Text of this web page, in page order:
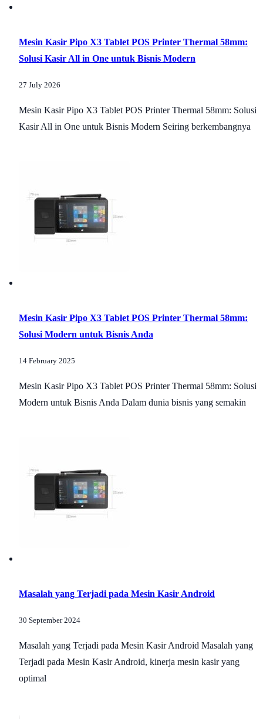
Mesin Kasir Pipo X3 Tablet POS Printer Thermal 58mm:
Solusi Kasir All in One untuk Bisnis Modern
27 July 2026
Mesin Kasir Pipo X3 Tablet POS Printer Thermal 58mm: Solusi
Kasir All in One untuk Bisnis Modern Seiring berkembangnya
Mesin Kasir Pipo X3 Tablet POS Printer Thermal 58mm:
Solusi Modern untuk Bisnis Anda
14 February 2025
Mesin Kasir Pipo X3 Tablet POS Printer Thermal 58mm: Solusi
Modern untuk Bisnis Anda Dalam dunia bisnis yang semakin
Masalah yang Terjadi pada Mesin Kasir Android
30 September 2024
Masalah yang Terjadi pada Mesin Kasir Android Masalah yang
Terjadi pada Mesin Kasir Android, kinerja mesin kasir yang
optimal